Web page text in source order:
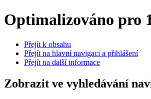
Optimalizováno pro
Přejít k obsahu
Přejít na hlavní navigaci a přihlášení
Přejít na další informace
Zobrazit ve vyhledávání